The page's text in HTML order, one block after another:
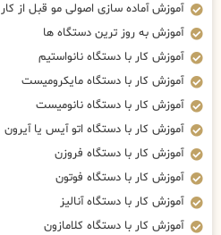
آموزش آماده سازی اصولی مو قبل از کار
آموزش به روز ترین دستگاه ها
آموزش کار با دستگاه نانواستیم
آموزش کار با دستگاه مایکرومیست
آموزش کار با دستگاه نانومیست
آموزش کار با دستگاه اتو آیس یا آیرون
آموزش کار با دستگاه فروزن
آموزش کار با دستگاه فوتون
آموزش کار با دستگاه آنالیز
آموزش کار با دستگاه کلامازون